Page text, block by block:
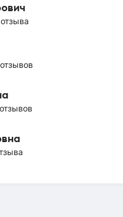
отзыва
отзывов
отзывов